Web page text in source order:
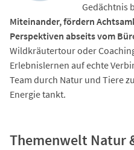
Gedächtnis
Miteinander, fördern
Perspektiven abseits vom
Wildkräutertour oder
Erlebnislernen auf echte
Team durch Natur und Tiere
Energie tankt.
Themenwelt Natur